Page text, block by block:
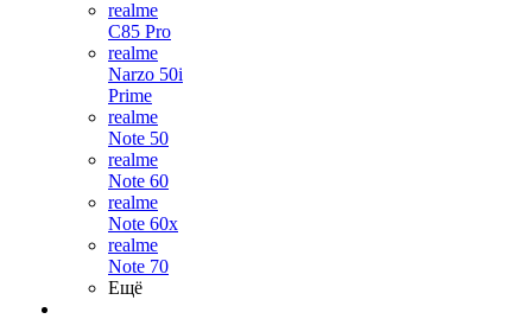
realme
C85 Pro
realme
Narzo 50i
Prime
realme
Note 50
realme
Note 60
realme
Note 60x
realme
Note 70
Ещё